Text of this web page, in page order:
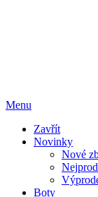
Menu
Zavřít
Novinky
Nové
Boty